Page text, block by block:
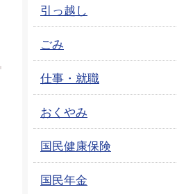
引っ越し
ごみ
仕事・就職
おくやみ
国民健康保険
国民年金